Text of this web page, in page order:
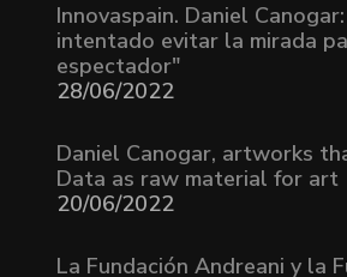
Innovaspain. Daniel
intentado evitar la mirada
espectador"
28/06/2022
Daniel Canogar, artworks
Data as raw material for art
20/06/2022
La Fundación Andreani y la